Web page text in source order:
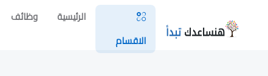
الاقسام
الرئيسية وظائف